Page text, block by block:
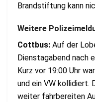
Brandstiftung kann
Weitere
Cottbus: Auf der
Dienstagabend nach
Kurz vor 19:00 Uhr
und ein VW kollidiert.
weiter fahrbereiten